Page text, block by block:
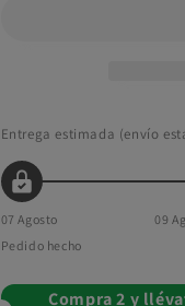
Entrega estimada (envío
07 Agosto
Pedido hecho
09
Compra 2 y